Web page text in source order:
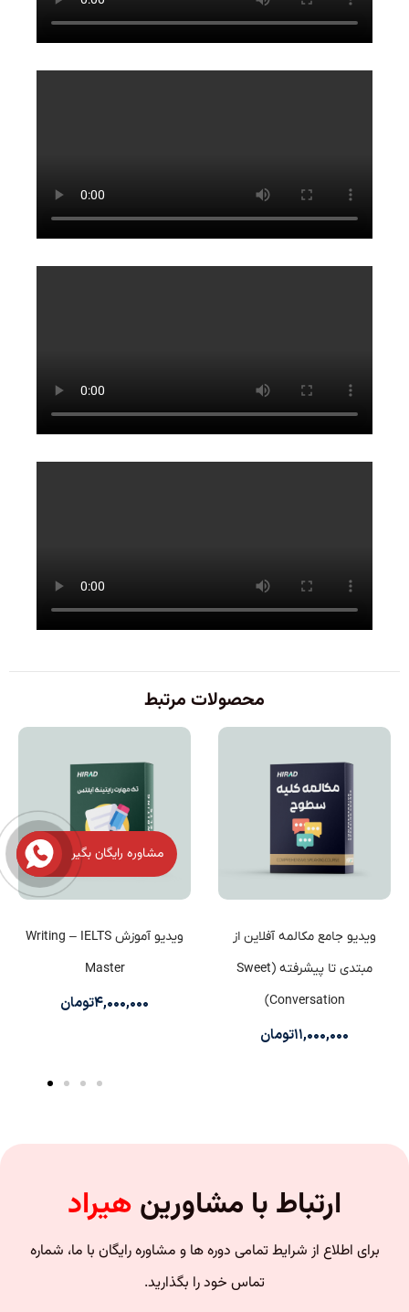
محصولات مرتبط
ویدیو جامع مکالمه آفلاین از
مبتدی تا پیشرفته (Sweet
Conversation)
۱۱,۰۰۰,۰۰۰تومان
ویدیو آموزش Writing – IELTS
Master
۴,۰۰۰,۰۰۰تومان
ارتباط با مشاورین هیراد
برای اطلاع از شرایط تمامی دوره ها و مشاوره رایگان با ما، شماره
تماس خود را بگذارید.
مشاوره رایگان بگیر